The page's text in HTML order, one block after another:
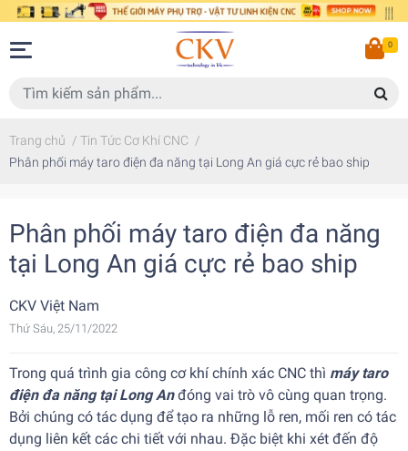
0
Trang chủ / Tin Tức Cơ Khí CNC /
Phân phối máy taro điện đa năng tại Long An giá cực rẻ bao ship
Phân phối máy taro điện đa năng
tại Long An giá cực rẻ bao ship
CKV Việt Nam
Thứ Sáu, 25/11/2022
Trong quá trình gia công cơ khí chính xác CNC thì máy taro
điện đa năng tại Long Anđóng vai trò vô cùng quan trọng.
Bởi chúng có tác dụng để tạo ra những lỗ ren, mối ren có tác
dụng liên kết các chi tiết với nhau. Đặc biệt khi xét đến độ